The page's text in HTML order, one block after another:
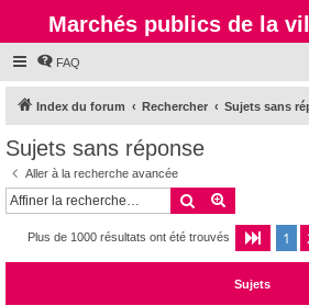
Marchés publics de la
FAQ
Index du forum Rechercher Sujets sans
Sujets sans réponse
Aller à la recherche avancée
Rechercher
Plus de 1000 résultats ont été trouvés Page 1
1
Sujets